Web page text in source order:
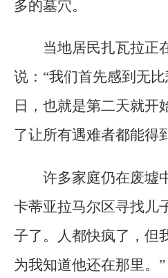
多的墓穴。
当地居民扎瓦拉正
说：“我们首先感到无
日，也就是第二天就
了让所有遇难者都能得
许多家庭仍在废墟
卡蒂亚拉马尔区寻找儿
子了。人都快疯了，但
为我知道他还在那里。”